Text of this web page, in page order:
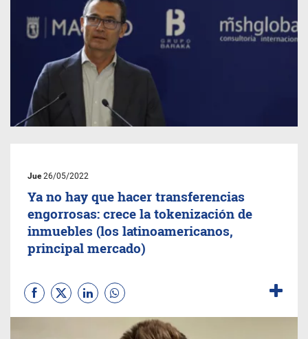
Jue26/05/2022
Ya no hay que hacer transferencias
engorrosas: crece la tokenización de
inmuebles (los latinoamericanos,
principal mercado)